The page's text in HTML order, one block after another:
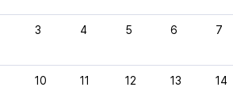
3 4 5 6 7
10 11 12 13 14